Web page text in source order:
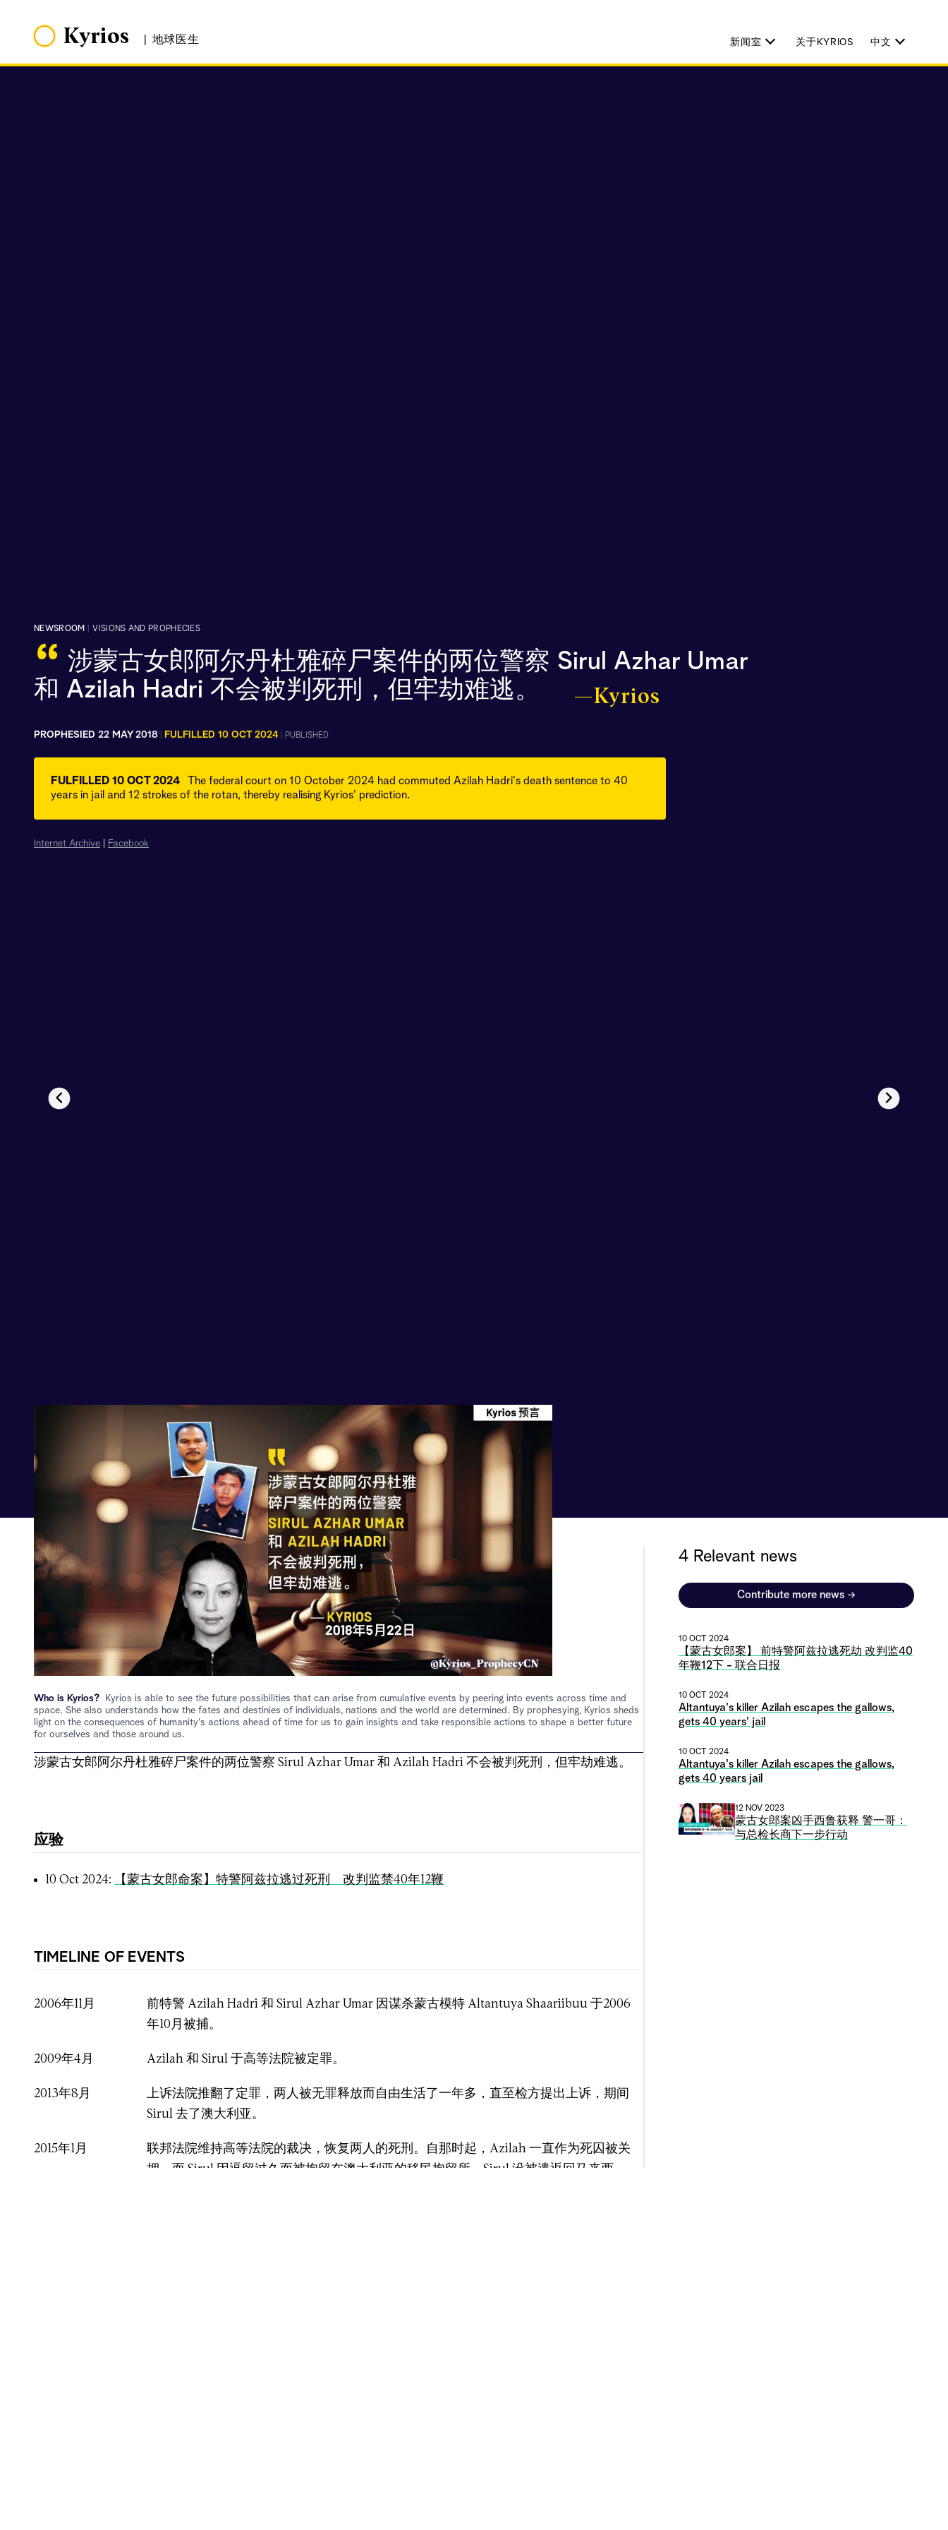
Kyrios 地球医生 新闻室 关于KYRIOS 中文
NEWSROOM VISIONS AND PROPHECIES
“ 涉蒙古女郎阿尔丹杜雅碎尸案件的两位警察 Sirul Azhar Umar
和 Azilah Hadri 不会被判死刑，但牢劫难逃。
—Kyrios
PROPHESIED 22 MAY 2018 FULFILLED 10 OCT 2024 PUBLISHED
FULFILLED 10 OCT 2024
The federal court on 10 October 2024 had commuted Azilah Hadri's death sentence to 40
years in jail and 12 strokes of the rotan, thereby realising Kyrios' prediction.
Internet Archive Facebook
Who is Kyrios?
Kyrios is able to see the future possibilities that can arise from cumulative events by peering into events across time and
space. She also understands how the fates and destinies of individuals, nations and the world are determined. By prophesying, Kyrios sheds
light on the consequences of humanity's actions ahead of time for us to gain insights and take responsible actions to shape a better future
for ourselves and those around us.
涉蒙古女郎阿尔丹杜雅碎尸案件的两位警察 Sirul Azhar Umar 和 Azilah Hadri 不会被判死刑，但牢劫难逃。
应验
10 Oct 2024: 【蒙古女郎命案】特警阿兹拉逃过死刑 改判监禁40年12鞭
TIMELINE OF EVENTS
2006年11月
前特警 Azilah Hadri 和 Sirul Azhar Umar 因谋杀蒙古模特 Altantuya Shaariibuu 于2006
年10月被捕。
2009年4月 Azilah 和 Sirul 于高等法院被定罪。
2013年8月
上诉法院推翻了定罪，两人被无罪释放而自由生活了一年多，直至检方提出上诉，期间
Sirul 去了澳大利亚。
2015年1月
联邦法院维持高等法院的裁决，恢复两人的死刑。自那时起，Azilah 一直作为死囚被关
押，而 Sirul 因逗留过久而被拘留在澳大利亚的移民拘留所。Sirul 没被遣返回马来西
4 Relevant news
Contribute more news →
10 OCT 2024
【蒙古女郎案】 前特警阿兹拉逃死劫 改判监40
年鞭12下 - 联合日报
10 OCT 2024
Altantuya's killer Azilah escapes the gallows,
gets 40 years' jail
10 OCT 2024
Altantuya's killer Azilah escapes the gallows,
gets 40 years jail
12 NOV 2023
蒙古女郎案凶手西鲁获释 警一哥：
与总检长商下一步行动